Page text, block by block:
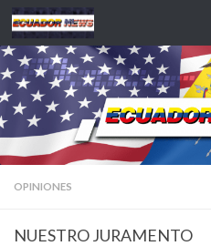
Saltar al contenido
OPINIONES
NUESTRO JURAMENTO